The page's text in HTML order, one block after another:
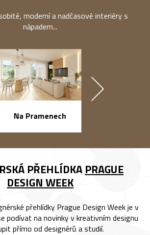
moderní a nadčasové interiéry s
nápadem...
Na Pramenech
PŘEHLÍDKA PRAGUE
DESIGN WEEK
přehlídky Prague Design Week je v
podívat na novinky v kreativním designu
přímo od designérů a studií.